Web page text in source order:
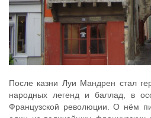
После казни Луи Мандрен стал
народных легенд и баллад, в
Французской революции. О нём